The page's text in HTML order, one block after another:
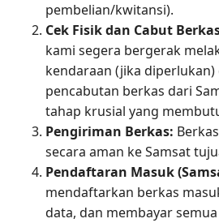
pembelian/kwitansi).
Cek Fisik dan Cabut
kami segera bergerak
kendaraan (jika
pencabutan berkas dari
tahap krusial yang
Pengiriman Berkas:
secara aman ke Samsat
Pendaftaran Masuk
mendaftarkan berkas
data, dan membayar